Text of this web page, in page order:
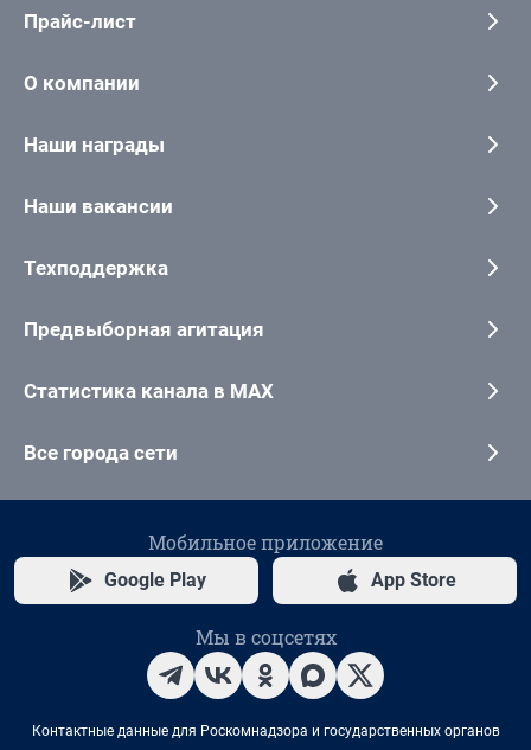
Прайс-лист
О компании
Наши награды
Наши вакансии
Техподдержка
Предвыборная агитация
Статистика канала в MAX
Все города сети
Мобильное приложение
Google Play App Store
Мы в соцсетях
Контактные данные для Роскомнадзора и государственных органов